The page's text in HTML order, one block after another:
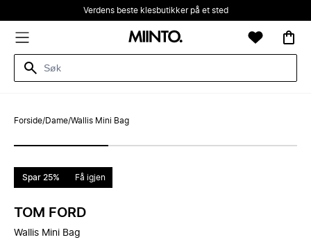
Verdens beste klesbutikker på et sted
Forside/Dame/Wallis Mini Bag
Spar 25% Få igjen
TOM FORD
Wallis Mini Bag